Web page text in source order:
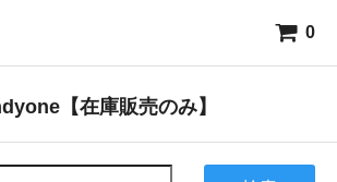
0
【在庫販売のみ】